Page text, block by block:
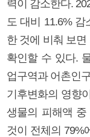
력이 감소한다.
도 대비 11.6%
한 것에 비춰 보
확인할 수 있다.
업구역과 어촌인
기후변화의 영향
생물의 피해액
것이 전체의 79%